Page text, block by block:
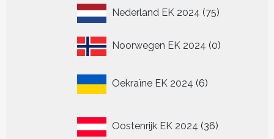
Nederland EK 2024 7575
Noorwegen EK 2024 00
Oekraïne EK 2024 6
producten
Oostenrijk EK 2024 36
producten